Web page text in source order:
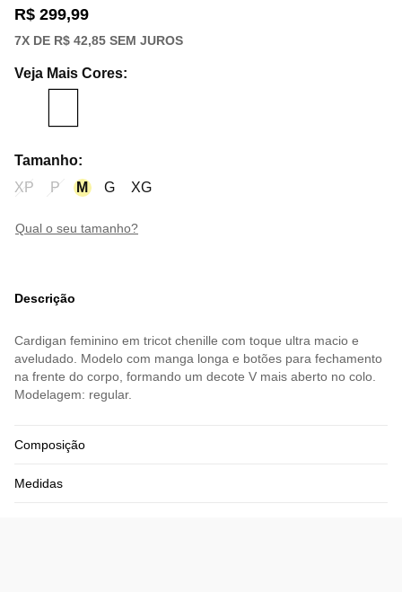
R$ 299,99
7X DE R$ 42,85 SEM JUROS
Veja Mais Cores:
Tamanho:
XP
P M G XG
qual o seu tamanho?
Descrição
Cardigan feminino em tricot chenille com toque ultra macio e
aveludado. Modelo com manga longa e botões para fechamento
na frente do corpo, formando um decote V mais aberto no colo.
Modelagem: regular.
Composição
Medidas